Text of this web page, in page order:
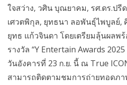
ใจสว่าง, วศิน บุณยาคม, รศ.ดร.ปรี
เศวตพิกุล, ยุทธนา ลอพันธุ์ไพบูลย์
ยุทธ แก้วจินดา โดยเตรียมลุ้นผลพ
รางวัล “Y Entertain Awards
วันอังคารที่ 23 ก.ย. นี้ ณ True
สามารถติดตามชมการถ่ายทอดภ